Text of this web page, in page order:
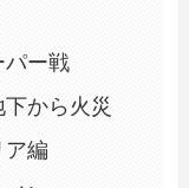
パー戦
から火災
ア編